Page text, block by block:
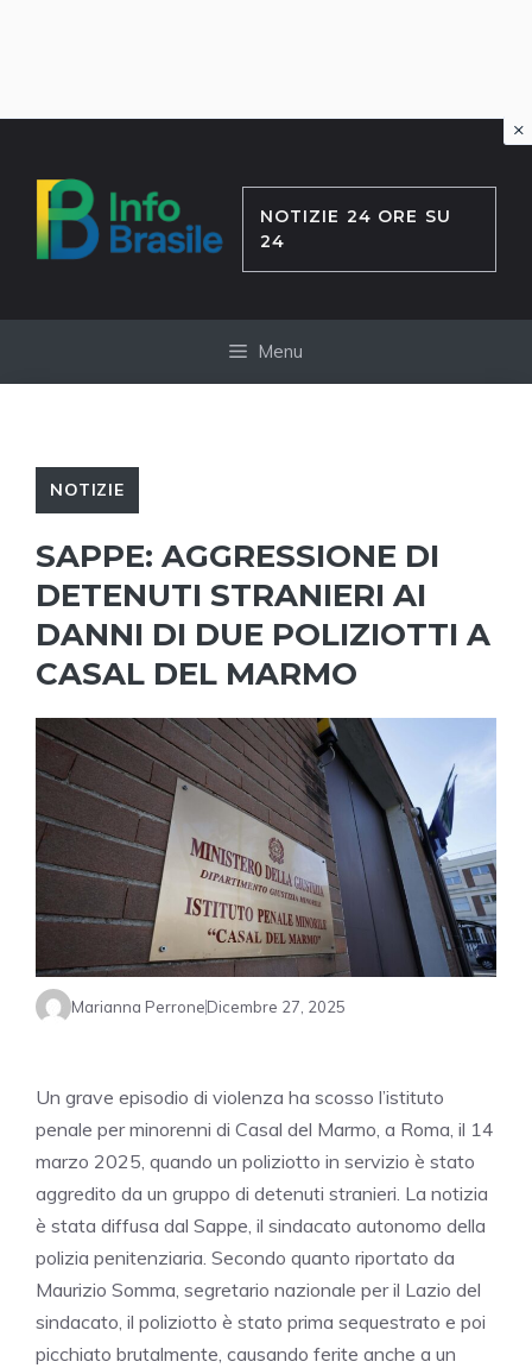
contenuto
NOTIZIE 24 ORE SU
24
Menu
NOTIZIE
SAPPE: AGGRESSIONE DI
DETENUTI STRANIERI AI
DANNI DI DUE POLIZIOTTI A
CASAL DEL MARMO
Marianna PerroneDicembre 27, 2025
Un grave episodio di violenza ha scosso l’istituto
penale per minorenni di Casal del Marmo, a Roma, il 14
marzo 2025, quando un poliziotto in servizio è stato
aggredito da un gruppo di detenuti stranieri. La notizia
è stata diffusa dal Sappe, il sindacato autonomo della
polizia penitenziaria. Secondo quanto riportato da
Maurizio Somma, segretario nazionale per il Lazio del
sindacato, il poliziotto è stato prima sequestrato e poi
picchiato brutalmente, causando ferite anche a un
×